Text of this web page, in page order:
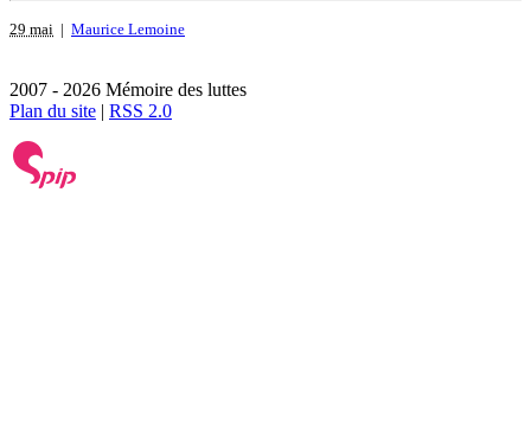
29 mai | Maurice Lemoine
2007 - 2026 Mémoire des luttes
Plan du site | RSS 2.0